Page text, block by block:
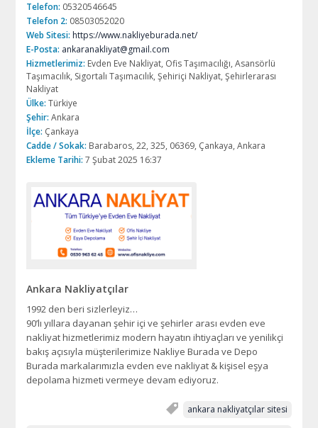
Telefon: 05320546645
Telefon 2: 08503052020
Web Sitesi: https://www.nakliyeburada.net/
E-Posta: ankaranakliyat@gmail.com
Hizmetlerimiz: Evden Eve Nakliyat, Ofis Taşımacılığı, Asansörlü
Taşımacılık, Sigortalı Taşımacılık, Şehiriçi Nakliyat, Şehirlerarası
Nakliyat
Ülke: Türkiye
Şehir: Ankara
İlçe: Çankaya
Cadde / Sokak: Barabaros, 22, 325, 06369, Çankaya, Ankara
Ekleme Tarihi: 7 Şubat 2025 16:37
Ankara Nakliyatçılar
1992 den beri sizlerleyiz…
90’lı yıllara dayanan şehir içi ve şehirler arası evden eve
nakliyat hizmetlerimiz modern hayatın ihtiyaçları ve yenilikçi
bakış açısıyla müşterilerimize Nakliye Burada ve Depo
Burada markalarımızla evden eve nakliyat & kişisel eşya
depolama hizmeti vermeye devam ediyoruz.
ankara nakliyatçılar sitesi